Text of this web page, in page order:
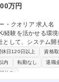
万円
事総務部長】ベテラン歓迎/
る環境◎ 仕事の内容 日本エンタ
として、システム
管理部門の統括し
となるポジションです！
法に基づいた取締
休日120日以上
資格
内
転勤なし 退職
休み